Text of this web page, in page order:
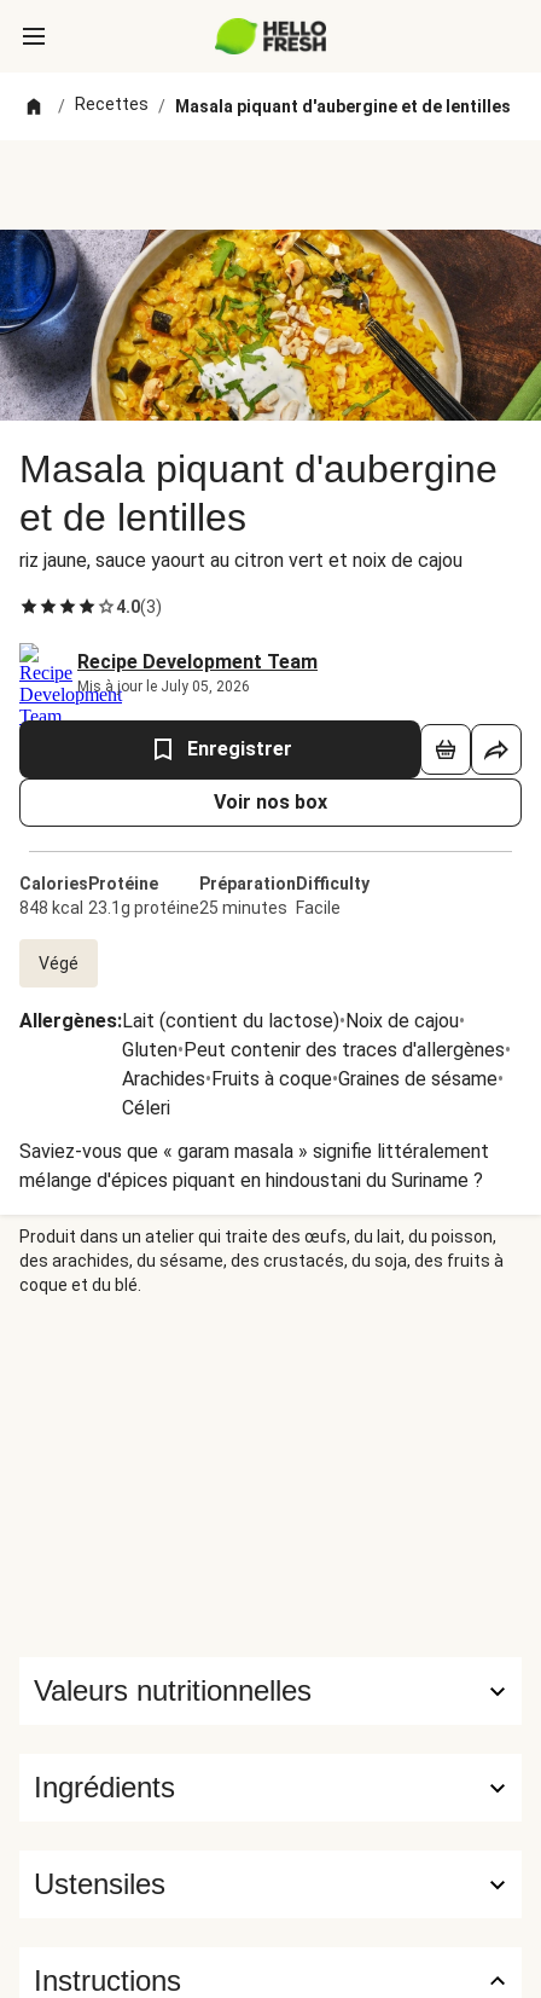
/ Recettes / Masala piquant d'aubergine et de lentilles
Masala piquant d'aubergine
et de lentilles
riz jaune, sauce yaourt au citron vert et noix de cajou
4.0(3)
Recipe Development Team
Mis à jour le July 05, 2026
Enregistrer
Voir nos box
Calories
848 kcal
Protéine
23.1g protéine
Préparation
25 minutes
Difficulty
Facile
Végé
Allergènes:Lait (contient du lactose)•Noix de cajou•
Gluten•Peut contenir des traces d'allergènes•
Arachides•Fruits à coque•Graines de sésame•
Céleri
Saviez-vous que « garam masala » signifie littéralement
mélange d'épices piquant en hindoustani du Suriname ?
Produit dans un atelier qui traite des œufs, du lait, du poisson,
des arachides, du sésame, des crustacés, du soja, des fruits à
coque et du blé.
Ingrédients
Valeurs nutritionnelles
Ustensiles
Instructions